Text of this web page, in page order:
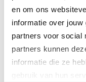
en om ons
informatie over
partners voor social
partners kunnen
informatie die ze
gebruik van hun
onder andere
nog twee keer op
wil met haar blogs
doet en hoe de
studentenleven.